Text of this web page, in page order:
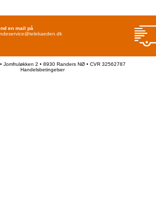
en mail på
Jomfruløkken 2 • 8930 Randers NØ • CVR 32562787
Handelsbetingelser